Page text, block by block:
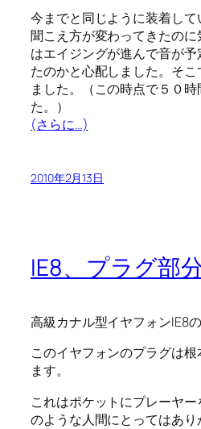
今までと同じように装着し
聞こえ方が変わってきたの
はエイジングが進んで音が
たのかと心配しました。そ
ました。（この時点で５０
た。）
(さらに…)
2010年2月13日
IE8、プラグ部
高級カナル型イヤフォンIE8の
このイヤフォンのプラグは
ます。
これはポケットにプレーヤ
のような人間にとってはあり